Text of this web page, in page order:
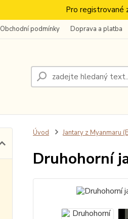
Pro registrované
Obchodní podmínky Doprava a platba
Úvod Jantary z Myanmaru
Druhohorní